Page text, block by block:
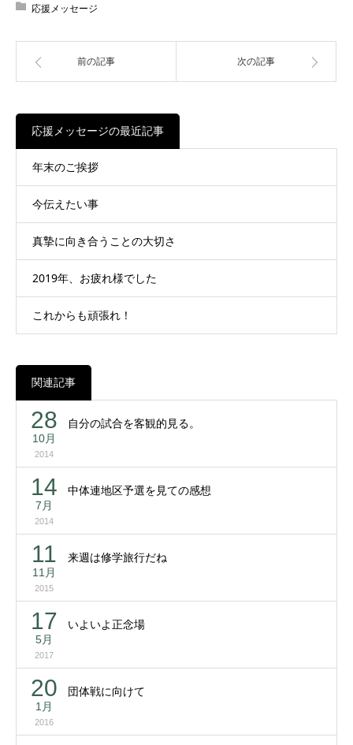
応援メッセージ
前の記事 次の記事
応援メッセージの最近記事
年末のご挨拶
今伝えたい事
真摯に向き合うことの大切さ
2019年、お疲れ様でした
これからも頑張れ！
関連記事
28
10月
2014
自分の試合を客観的見る。
14
7月
2014
中体連地区予選を見ての感想
11
11月
2015
来週は修学旅行だね
17
5月
2017
いよいよ正念場
20
1月
2016
団体戦に向けて